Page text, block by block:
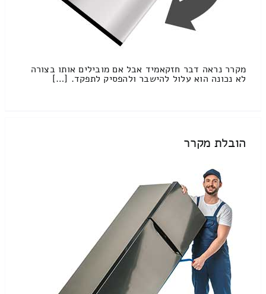
מקרר נראה דבר חזקאמיד אבל אם מובילים אותו בצורה
לא נכונה הוא עלול להישבר ולהפסיק לתפקד. […]
הובלת מקרר